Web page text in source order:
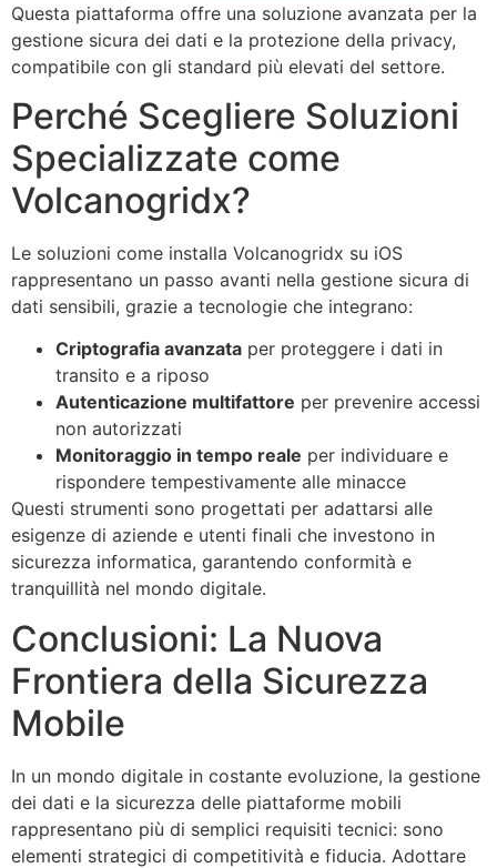
Questa piattaforma offre una soluzione avanzata per la
gestione sicura dei dati e la protezione della privacy,
compatibile con gli standard più elevati del settore.
Perché Scegliere Soluzioni
Specializzate come
Volcanogridx?
Le soluzioni come installa Volcanogridx su iOS
rappresentano un passo avanti nella gestione sicura di
dati sensibili, grazie a tecnologie che integrano:
Criptografia avanzata per proteggere i dati in
transito e a riposo
Autenticazione multifattore per prevenire accessi
non autorizzati
Monitoraggio in tempo reale per individuare e
rispondere tempestivamente alle minacce
Questi strumenti sono progettati per adattarsi alle
esigenze di aziende e utenti finali che investono in
sicurezza informatica, garantendo conformità e
tranquillità nel mondo digitale.
Conclusioni: La Nuova
Frontiera della Sicurezza
Mobile
In un mondo digitale in costante evoluzione, la gestione
dei dati e la sicurezza delle piattaforme mobili
rappresentano più di semplici requisiti tecnici: sono
elementi strategici di competitività e fiducia. Adottare